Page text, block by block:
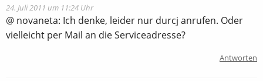
24. Juli 2011 um 11:24 Uhr
@ novaneta: Ich denke, leider nur durcj anrufen. Oder
vielleicht per Mail an die Serviceadresse?
Antworten